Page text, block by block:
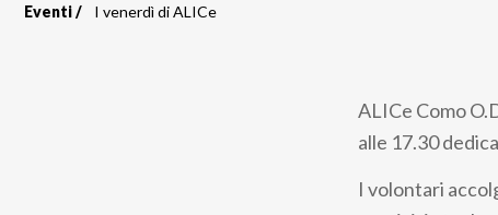
Eventi I venerdì di ALICe
ALICe Como
alle 17.30
I volontari